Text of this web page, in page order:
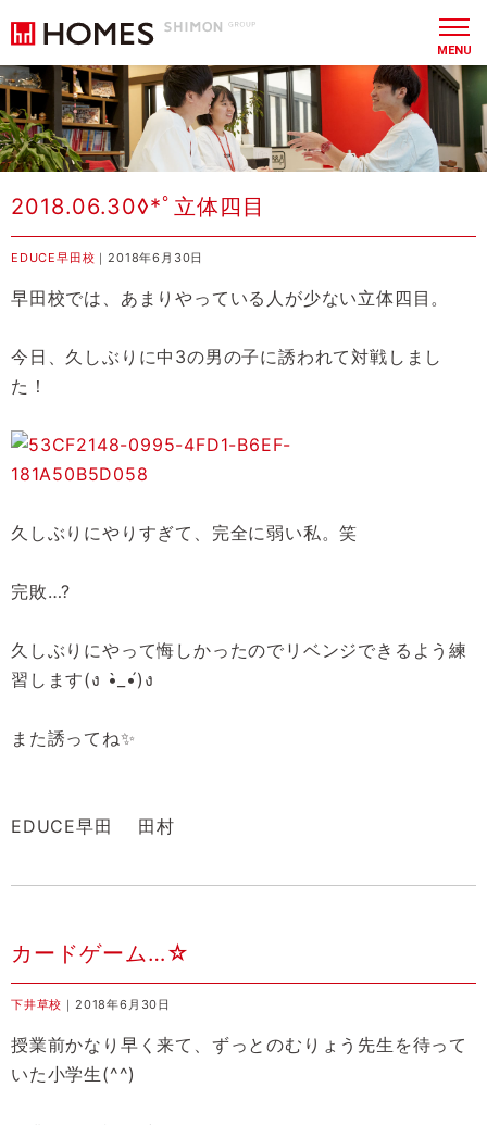
MENU
2018.06.30◊*ﾟ立体四目
EDUCE早田校 ｜2018年6月30日
早田校では、あまりやっている人が少ない立体四目。
今日、久しぶりに中3の男の子に誘われて対戦しまし
た！
久しぶりにやりすぎて、完全に弱い私。笑
完敗…?
久しぶりにやって悔しかったのでリベンジできるよう練
習します(ง •̀_•́)ง
また誘ってね✨
EDUCE早田 田村
カードゲーム…☆
下井草校 ｜2018年6月30日
授業前かなり早く来て、ずっとのむりょう先生を待って
いた小学生(^^)